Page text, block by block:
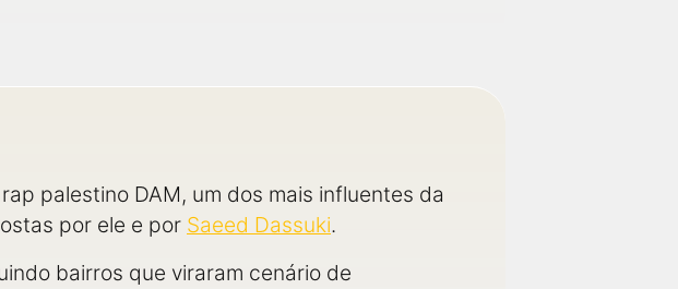
palestino DAM, um dos mais influentes da
por ele e por Saeed Dassuki.
bairros que viraram cenário de